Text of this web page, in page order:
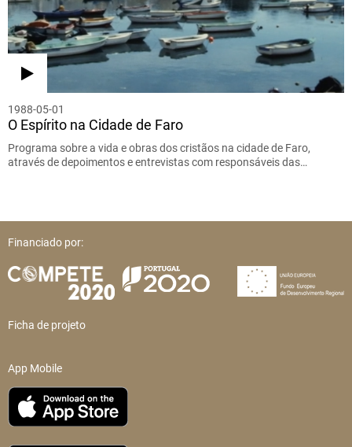
1988-05-01
O Espírito na Cidade de Faro
Programa sobre a vida e obras dos cristãos na cidade de Faro,
através de depoimentos e entrevistas com responsáveis das…
Financiado por:
Ficha de projeto
App Mobile